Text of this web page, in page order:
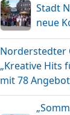
Stadt
neue
Norderstedter
„Kreative Hits
mit 78